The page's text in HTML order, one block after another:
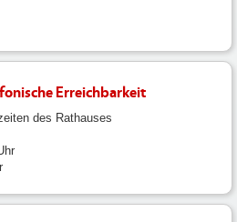
Erreichbarkeit
des Rathauses